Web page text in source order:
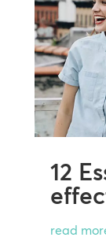
12
read